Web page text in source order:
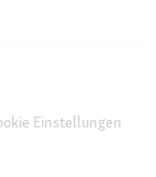
Einstellungen